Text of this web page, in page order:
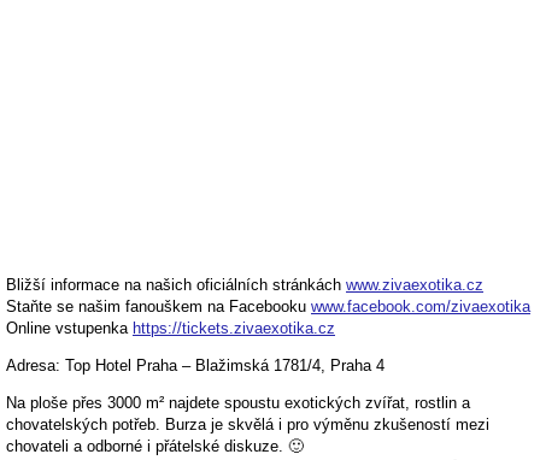
Bližší informace na našich oficiálních stránkách www.zivaexotika.cz
Staňte se našim fanouškem na Facebooku www.facebook.com/zivaexotika
Online vstupenka https://tickets.zivaexotika.cz
Adresa: Top Hotel Praha – Blažimská 1781/4, Praha 4
Na ploše přes 3000 m² najdete spoustu exotických zvířat, rostlin a
chovatelských potřeb. Burza je skvělá i pro výměnu zkušeností mezi
chovateli a odborné i přátelské diskuze. 🙂